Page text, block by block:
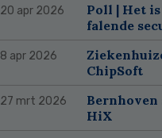
20 apr 2026
Poll | Het
falende
8 apr 2026
ChipSoft
27 mrt 2026
HiX